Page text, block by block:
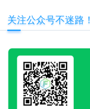
关注公众号不迷路！